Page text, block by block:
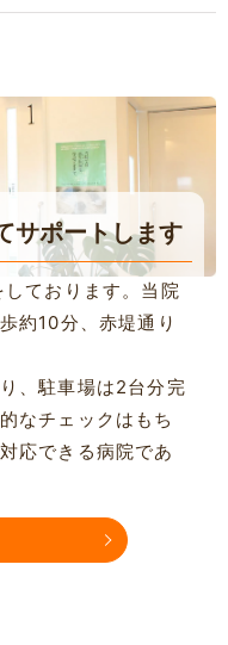
ます。
変わります。
らせ
サポートします
ております。当院
約10分、赤堤通り
、駐車場は2台分完
なチェックはもち
応できる病院であ